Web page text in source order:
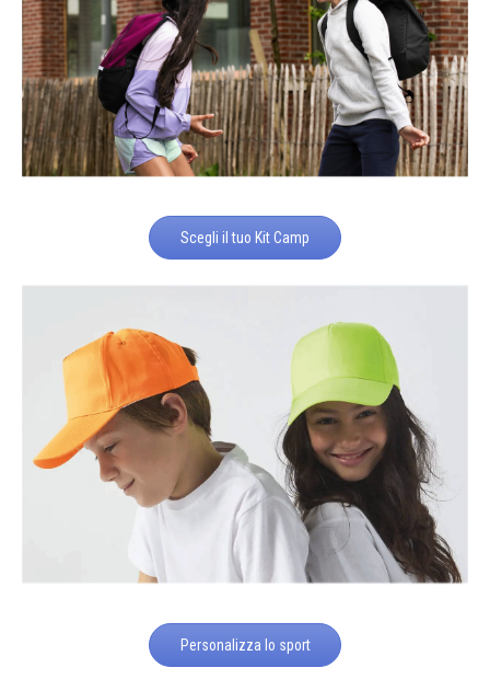
Scegli il tuo Kit Camp
Personalizza lo sport